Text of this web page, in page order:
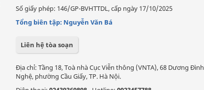
Số giấy phép: 146/GP-BVHTTDL, cấp ngày 17/10/2025
Tổng biên tập: Nguyễn Văn Bá
Liên hệ tòa soạn
Địa chỉ: Tầng 18, Toà nhà Cục Viễn thông (VNTA), 68 Dương Đình
Nghệ, phường Cầu Giấy, TP. Hà Nội.